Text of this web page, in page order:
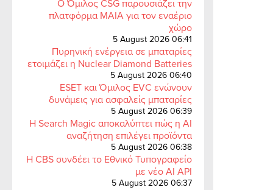
Ο Όμιλος CSG παρουσιάζει την
πλατφόρμα MAIA για τον εναέριο
χώρο
5 August 2026 06:41
Πυρηνική ενέργεια σε μπαταρίες
ετοιμάζει η Nuclear Diamond Batteries
5 August 2026 06:40
ESET και Όμιλος EVC ενώνουν
δυνάμεις για ασφαλείς μπαταρίες
5 August 2026 06:39
Η Search Magic αποκαλύπτει πώς η AI
αναζήτηση επιλέγει προϊόντα
5 August 2026 06:38
Η CBS συνδέει το Εθνικό Τυπογραφείο
με νέο AI API
5 August 2026 06:37